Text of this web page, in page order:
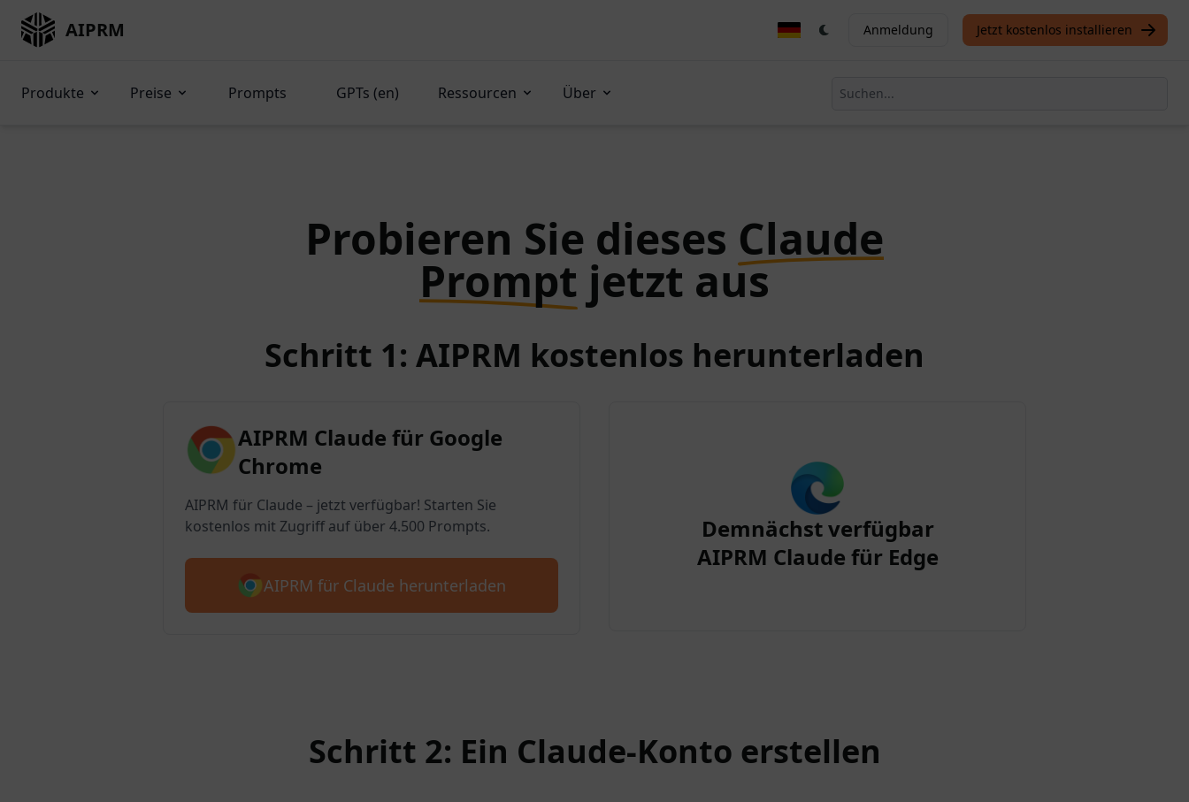
AIPRM Anmeldung Jetzt kostenlos installieren
Produkte Preise Prompts GPTs (en) Ressourcen Über
Probieren Sie dieses Claude
Prompt jetzt aus
Schritt 1: AIPRM kostenlos herunterladen
AIPRM Claude für Google
Chrome
AIPRM für Claude – jetzt verfügbar! Starten Sie
kostenlos mit Zugriff auf über 4.500 Prompts.
AIPRM für Claude herunterladen
Demnächst verfügbar
AIPRM Claude für Edge
Schritt 2: Ein Claude-Konto erstellen